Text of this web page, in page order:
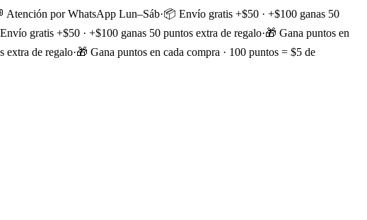
Atención por WhatsApp Lun–Sáb·📦 Envío gratis +$50 · +$100 ganas 50
gratis +$50 · +$100 ganas 50 puntos extra de regalo·🎁 Gana puntos en
extra de regalo·🎁 Gana puntos en cada compra · 100 puntos = $5 de